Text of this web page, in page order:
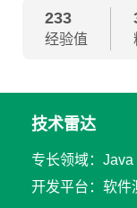
233
经验值
技术雷达
专长领域：
开发平台：软件